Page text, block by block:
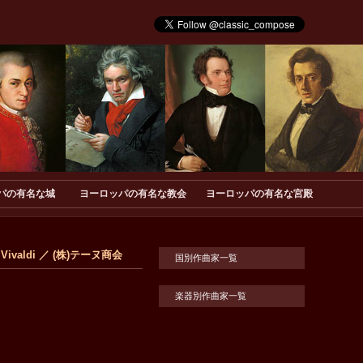
の有名な城 ヨーロッパの有名な教会 ヨーロッパの有名な宮殿
／ (株)テーヌ商会 国別作曲家一覧
楽器別作曲家一覧